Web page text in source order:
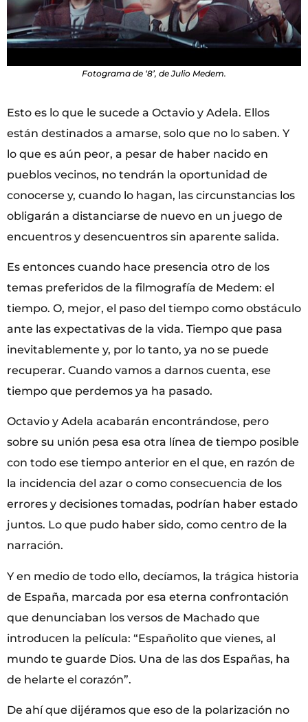
Fotograma de ‘8’, de Julio Medem.
Esto es lo que le sucede a Octavio y Adela. Ellos
están destinados a amarse, solo que no lo saben. Y
lo que es aún peor, a pesar de haber nacido en
pueblos vecinos, no tendrán la oportunidad de
conocerse y, cuando lo hagan, las circunstancias los
obligarán a distanciarse de nuevo en un juego de
encuentros y desencuentros sin aparente salida.
Es entonces cuando hace presencia otro de los
temas preferidos de la filmografía de Medem: el
tiempo. O, mejor, el paso del tiempo como obstáculo
ante las expectativas de la vida. Tiempo que pasa
inevitablemente y, por lo tanto, ya no se puede
recuperar. Cuando vamos a darnos cuenta, ese
tiempo que perdemos ya ha pasado.
Octavio y Adela acabarán encontrándose, pero
sobre su unión pesa esa otra línea de tiempo posible
con todo ese tiempo anterior en el que, en razón de
la incidencia del azar o como consecuencia de los
errores y decisiones tomadas, podrían haber estado
juntos. Lo que pudo haber sido, como centro de la
narración.
Y en medio de todo ello, decíamos, la trágica historia
de España, marcada por esa eterna confrontación
que denunciaban los versos de Machado que
introducen la película: “Españolito que vienes, al
mundo te guarde Dios. Una de las dos Españas, ha
de helarte el corazón”.
De ahí que dijéramos que eso de la polarización no